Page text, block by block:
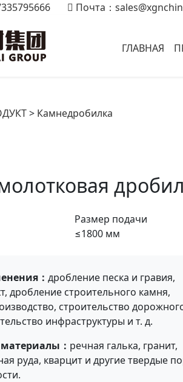
Почта：
ГЛАВНАЯ
> Камнедробилка
Размер подачи
≤1800 мм
： дробление песка и гравия,
дробление строительного камня,
строительство
инфраструктуры и т. д.
： речная галька, гранит,
руда, кварцит и другие твердые